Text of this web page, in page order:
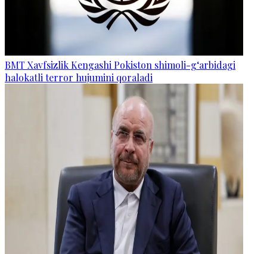
BMT Xavfsizlik Kengashi Pokiston shimoli-g‘arbidagi
halokatli terror hujumini qoraladi